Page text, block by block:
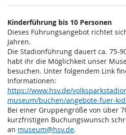
Kinderführung bis 10 Personen
Dieses Führungsangebot richtet
Jahren.
Die Stadionführung dauert ca. 75-
habt ihr die Möglichkeit unser
besuchen. Unter folgendem Link
Informationen:
https://www.hsv.de/
museum/buchen/angebote-fuer-
Bei einer Gruppengröße von über
kurzfristigen Buchungswunsch
an museum@hsv.de.